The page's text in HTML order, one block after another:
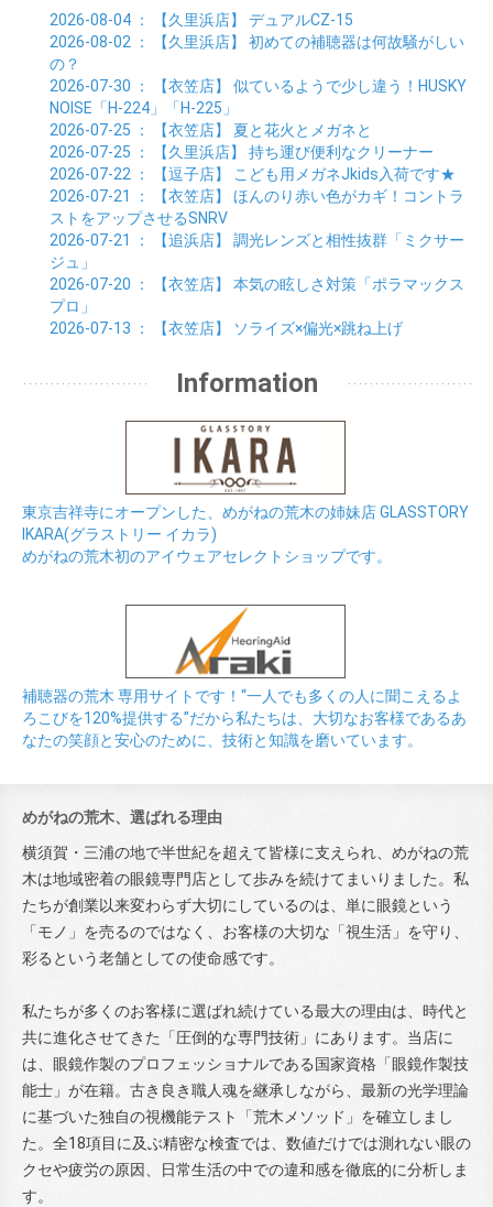
01月 (7)
02月 (6)
01月 (9)
03月 (7)
02月 (6)
01月 (9)
2026-08-04 ： 【久里浜店】 デュアルCZ-15
2026-08-02 ： 【久里浜店】 初めての補聴器は何故騒がしい
の？
2026-07-30 ： 【衣笠店】 似ているようで少し違う！HUSKY
NOISE「H-224」「H-225」
2026-07-25 ： 【衣笠店】 夏と花火とメガネと
2026-07-25 ： 【久里浜店】 持ち運び便利なクリーナー
2026-07-22 ： 【逗子店】 こども用メガネJkids入荷です★
2026-07-21
： 【衣笠店】 ほんのり赤い色がカギ！コントラ
ストをアップさせるSNRV
2026-07-21
： 【追浜店】 調光レンズと相性抜群「ミクサー
ジュ」
2026-07-20 ： 【衣笠店】 本気の眩しさ対策「ポラマックス
プロ」
2026-07-13 ： 【衣笠店】 ソライズ×偏光×跳ね上げ
Information
東京吉祥寺にオープンした、めがねの荒木の姉妹店 GLASSTORY
IKARA(グラストリー イカラ)
めがねの荒木初のアイウェアセレクトショップです。
補聴器の荒木 専用サイトです！“一人でも多くの人に聞こえるよ
ろこびを120%提供する”だから私たちは、大切なお客様であるあ
なたの笑顔と安心のために、技術と知識を磨いています。
めがねの荒木、選ばれる理由
横須賀・三浦の地で半世紀を超えて皆様に支えられ、めがねの荒
木は地域密着の眼鏡専門店として歩みを続けてまいりました。私
たちが創業以来変わらず大切にしているのは、単に眼鏡という
「モノ」を売るのではなく、お客様の大切な「視生活」を守り、
彩るという老舗としての使命感です。
私たちが多くのお客様に選ばれ続けている最大の理由は、時代と
共に進化させてきた「圧倒的な専門技術」にあります。当店に
は、眼鏡作製のプロフェッショナルである国家資格「眼鏡作製技
能士」が在籍。古き良き職人魂を継承しながら、最新の光学理論
に基づいた独自の視機能テスト「荒木メソッド」を確立しまし
た。全18項目に及ぶ精密な検査では、数値だけでは測れない眼の
クセや疲労の原因、日常生活の中での違和感を徹底的に分析しま
す。